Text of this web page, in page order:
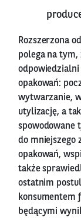
Rozszerzona
polega na tym,
opakowań:
wytwarzanie,
utylizację, a
spowodowane
do mniejszego
opakowań,
także
ostatnim
konsumentem
będącymi